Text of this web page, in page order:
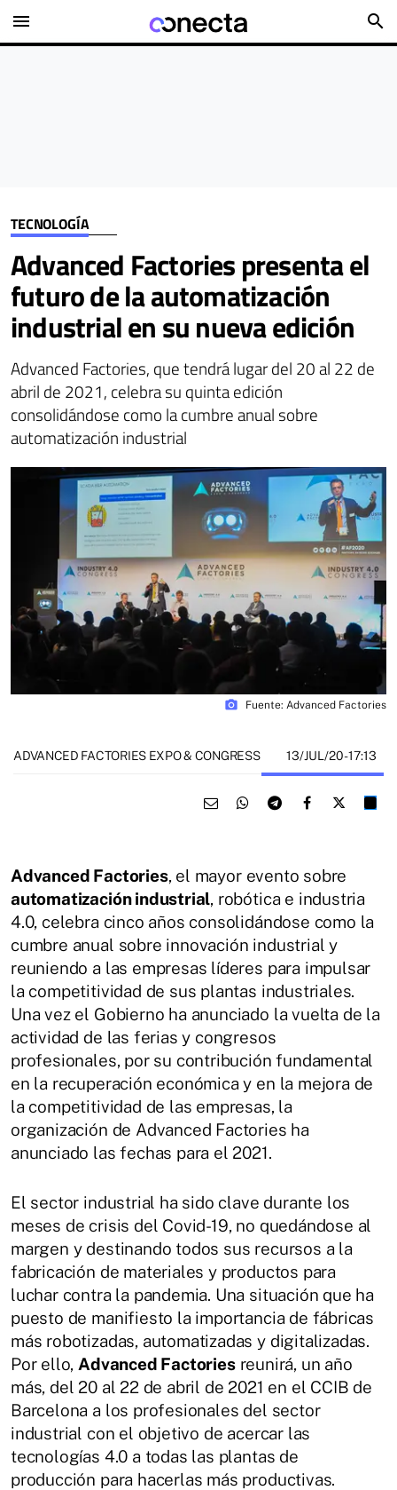
menu search
TECNOLOGÍA
Advanced Factories presenta el
futuro de la automatización
industrial en su nueva edición
Advanced Factories, que tendrá lugar del 20 al 22 de
abril de 2021, celebra su quinta edición
consolidándose como la cumbre anual sobre
automatización industrial
photo_camera Fuente: Advanced Factories
ADVANCED FACTORIES EXPO & CONGRESS 13/JUL/20- 17:13
Advanced Factories, el mayor evento sobre
automatización industrial, robótica e industria
4.0, celebra cinco años consolidándose como la
cumbre anual sobre innovación industrial y
reuniendo a las empresas líderes para impulsar
la competitividad de sus plantas industriales.
Una vez el Gobierno ha anunciado la vuelta de la
actividad de las ferias y congresos
profesionales, por su contribución fundamental
en la recuperación económica y en la mejora de
la competitividad de las empresas, la
organización de Advanced Factories ha
anunciado las fechas para el 2021.
El sector industrial ha sido clave durante los
meses de crisis del Covid-19, no quedándose al
margen y destinando todos sus recursos a la
fabricación de materiales y productos para
luchar contra la pandemia. Una situación que ha
puesto de manifiesto la importancia de fábricas
más robotizadas, automatizadas y digitalizadas.
Por ello, Advanced Factoriesreunirá, un año
más, del 20 al 22 de abril de 2021 en el CCIB de
Barcelona a los profesionales del sector
industrial con el objetivo de acercar las
tecnologías 4.0 a todas las plantas de
producción para hacerlas más productivas.